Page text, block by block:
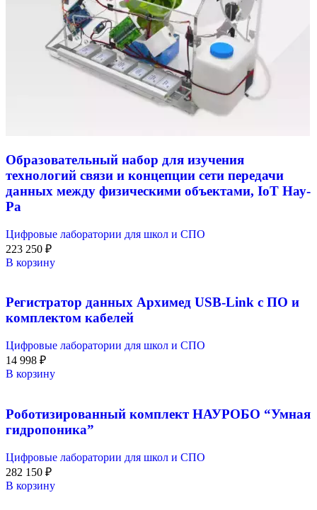
Образовательный набор для изучения
технологий связи и концепции сети передачи
данных между физическими объектами, IoT Нау-
Ра
Цифровые лаборатории для школ и СПО
223 250 ₽
В корзину
Регистратор данных Архимед USB-Link с ПО и
комплектом кабелей
Цифровые лаборатории для школ и СПО
14 998 ₽
В корзину
Роботизированный комплект НАУРОБО “Умная
гидропоника”
Цифровые лаборатории для школ и СПО
282 150 ₽
В корзину